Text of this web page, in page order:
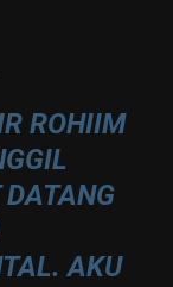
ROHIIM
AKU